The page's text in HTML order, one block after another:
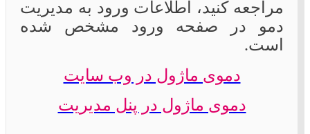
مراجعه کنید، اطلاعات ورود به مدیریت
دمو در صفحه ورود مشخص شده
است.
دموی ماژول در وب سایت
دموی ماژول در پنل مدیریت